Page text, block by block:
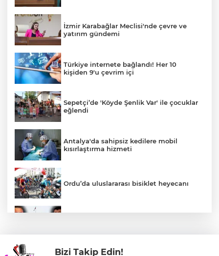
İzmir Karabağlar Meclisi'nde çevre ve
yatırım gündemi
Türkiye internete bağlandı! Her 10
kişiden 9'u çevrim içi
Sepetçi’de 'Köyde Şenlik Var' ile çocuklar
eğlendi
Antalya'da sahipsiz kedilere mobil
kısırlaştırma hizmeti
Ordu’da uluslararası bisiklet heyecanı
Bizi Takip Edin!